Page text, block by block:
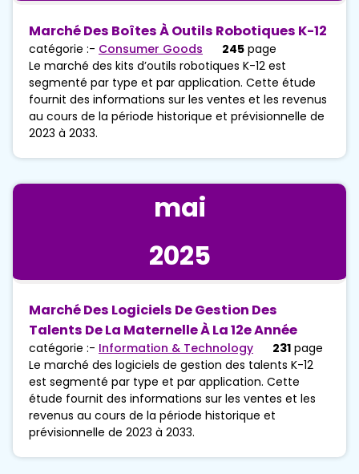
Marché Des Boîtes À Outils Robotiques K-12
catégorie :- Consumer Goods 245 page
Le marché des kits d’outils robotiques K-12 est
segmenté par type et par application. Cette étude
fournit des informations sur les ventes et les revenus
au cours de la période historique et prévisionnelle de
2023 à 2033.
mai
2025
Marché Des Logiciels De Gestion Des
Talents De La Maternelle À La 12e Année
catégorie :- Information & Technology 231 page
Le marché des logiciels de gestion des talents K-12
est segmenté par type et par application. Cette
étude fournit des informations sur les ventes et les
revenus au cours de la période historique et
prévisionnelle de 2023 à 2033.